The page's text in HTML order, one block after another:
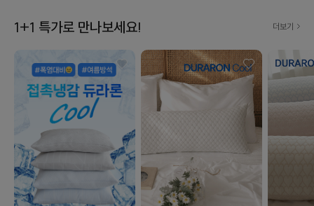
1+1 특가로 만나보세요! 더보기